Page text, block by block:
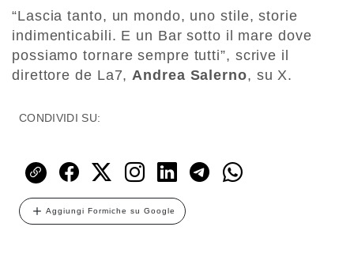
“Lascia tanto, un mondo, uno stile, storie
indimenticabili. E un Bar sotto il mare dove
possiamo tornare sempre tutti”, scrive il
direttore de La7, Andrea Salerno, su X.
CONDIVIDI SU:
Aggiungi Formiche su Google